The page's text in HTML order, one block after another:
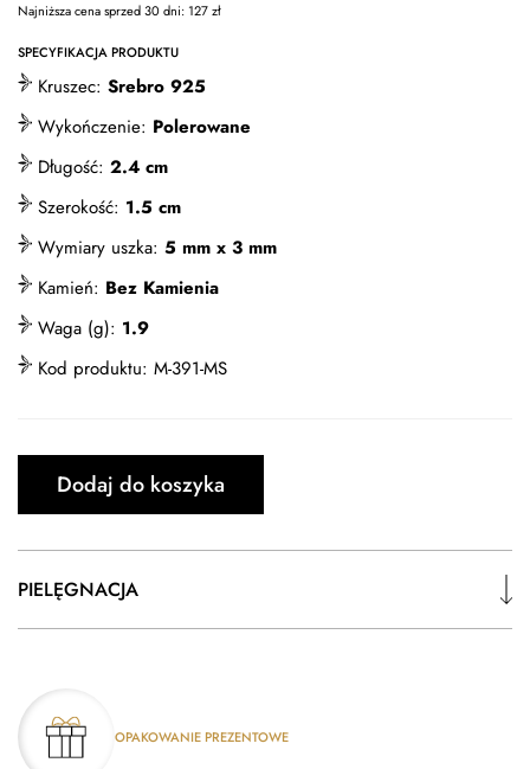
Najniższa cena sprzed 30 dni:127zł
SPECYFIKACJA PRODUKTU
Kruszec: Srebro 925
Wykończenie: Polerowane
Długość: 2.4 cm
Szerokość: 1.5 cm
Wymiary uszka: 5 mm x 3 mm
Kamień: Bez Kamienia
Waga (g): 1.9
Kod produktu: M-391-MS
Dodaj do koszyka
PIELĘGNACJA
OPAKOWANIE PREZENTOWE